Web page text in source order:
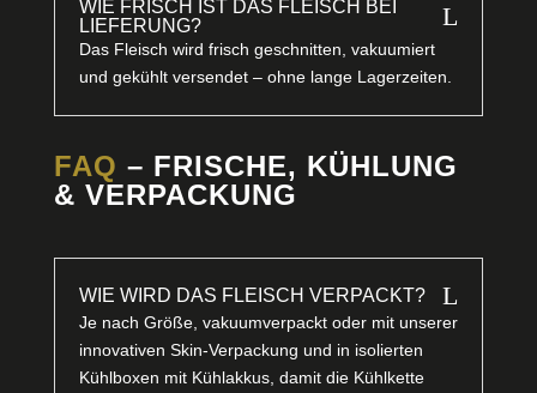
WIE FRISCH IST DAS FLEISCH BEI
LIEFERUNG?
L
Das Fleisch wird frisch geschnitten, vakuumiert
und gekühlt versendet – ohne lange Lagerzeiten.
FAQ – FRISCHE, KÜHLUNG
& VERPACKUNG
WIE WIRD DAS FLEISCH VERPACKT? L
Je nach Größe, vakuumverpackt oder mit unserer
innovativen Skin-Verpackung und in isolierten
Kühlboxen mit Kühlakkus, damit die Kühlkette